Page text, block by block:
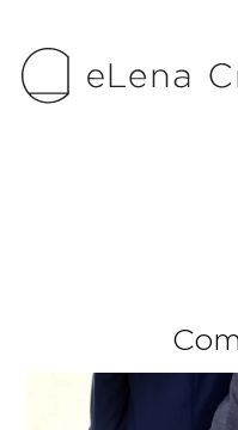
content